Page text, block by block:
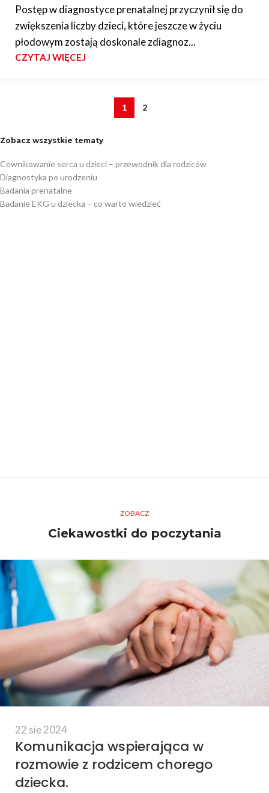
Postęp w diagnostyce prenatalnej przyczynił się do
zwiększenia liczby dzieci, które jeszcze w życiu
płodowym zostają doskonale zdiagnoz...
CZYTAJ WIĘCEJ
1 2
Zobacz wszystkie tematy
Cewnikowanie serca u dzieci – przewodnik dla rodziców
Diagnostyka po urodzeniu
Badania prenatalne
Badanie EKG u dziecka – co warto wiedzieć
ZOBACZ
Ciekawostki do poczytania
22 sie 2024
Komunikacja wspierająca w
rozmowie z rodzicem chorego
dziecka.